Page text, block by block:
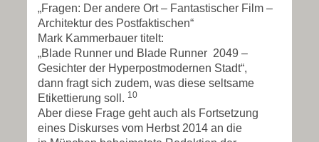
„Fragen: Der andere Ort – Fantastischer Film –
Architektur des Postfaktischen“
Mark Kammerbauer titelt:
„Blade Runner und Blade Runner 2049 –
Gesichter der Hyperpostmodernen Stadt“,
dann fragt sich zudem, was diese seltsame
Etikettierung soll. 10
Aber diese Frage geht auch als Fortsetzung
eines Diskurses vom Herbst 2014 an die